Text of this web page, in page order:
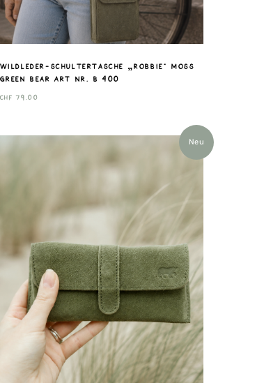
Wildleder-Schultertasche „Robbie“ Moss
Green Bear Art nr. B 400
CHF 79.00
Neu